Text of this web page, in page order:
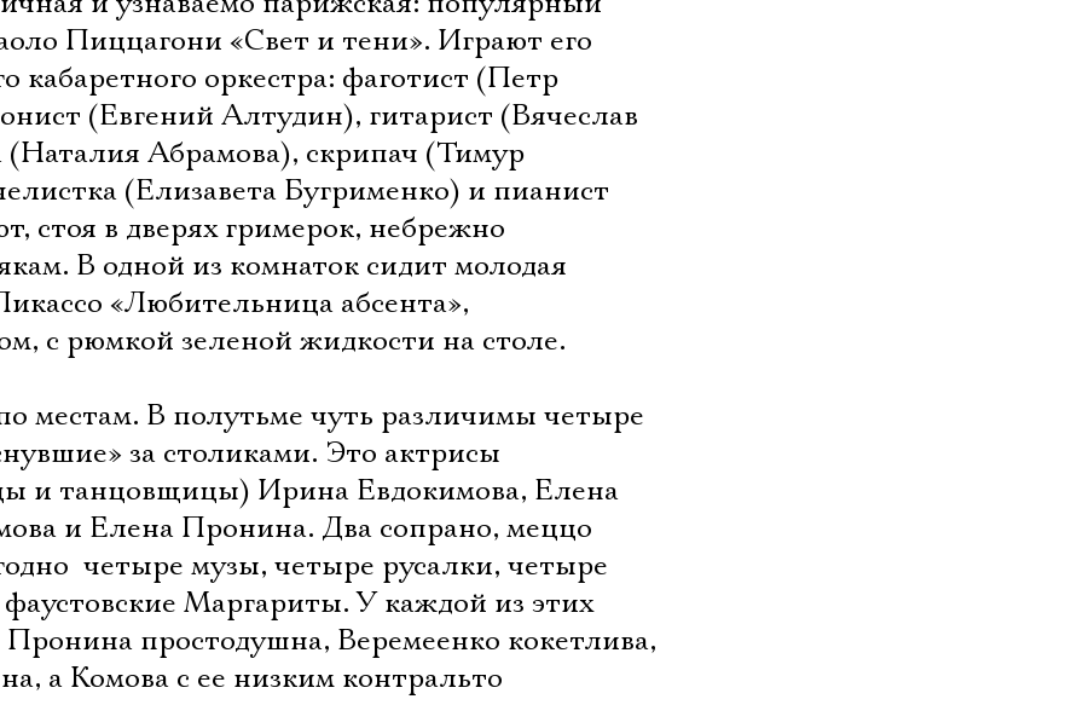
Пиццагони «Свет и тени». Играют его
кабаретного оркестра: фаготист (Петр
(Евгений Алтудин), гитарист (Вячеслав
(Наталия Абрамова), скрипач (Тимур
(Елизавета Бугрименко) и пианист
стоя в дверях гримерок, небрежно
В одной из комнаток сидит молодая
«Любительница абсента»,
с рюмкой зеленой жидкости на столе.
местам. В полутьме чуть различимы четыре
за столиками. Это актрисы
и танцовщицы) Ирина Евдокимова, Елена
и Елена Пронина. Два сопрано, меццо
 четыре музы, четыре русалки, четыре
Маргариты. У каждой из этих
Пронина простодушна, Веремеенко кокетлива,
а Комова с ее низким контральто 